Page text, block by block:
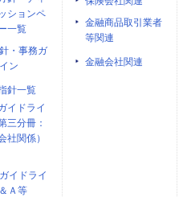
ションペ
一覧
・事務ガ
ン
針一覧
イドライ
三分冊：
社関係）
イドライ
Ａ等
金融商品取引業者
等関連
金融会社関連